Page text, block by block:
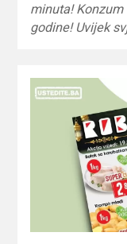
minuta!
godine! Uvijek